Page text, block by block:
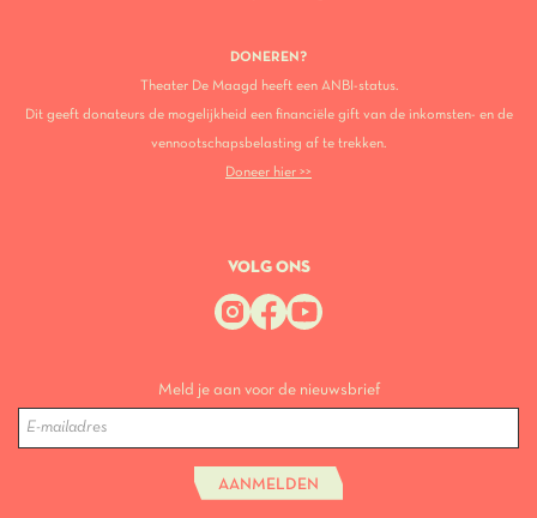
DONEREN?
Theater De Maagd heeft een ANBI-status.
Dit geeft donateurs de mogelijkheid een financiële gift van de inkomsten- en de
vennootschapsbelasting af te trekken.
Doneer hier >>
VOLG ONS
Meld je aan voor de nieuwsbrief
AANMELDEN